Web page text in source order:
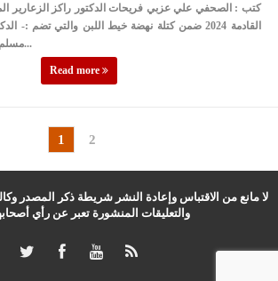
كتب : الصحفي علي عزبي فريحات الدكتور راكز الزعارير
القادمة 2024 ضمن كتلة نهضة خيط اللبن والتي تضم :-
مسلم المهندس موسى عبابنه...
Read more
1 2
لا مانع من الاقتباس وإعادة النشر شريطة ذكر المصدر وكالة
والتعليقات المنشورة تعبر عن رأي